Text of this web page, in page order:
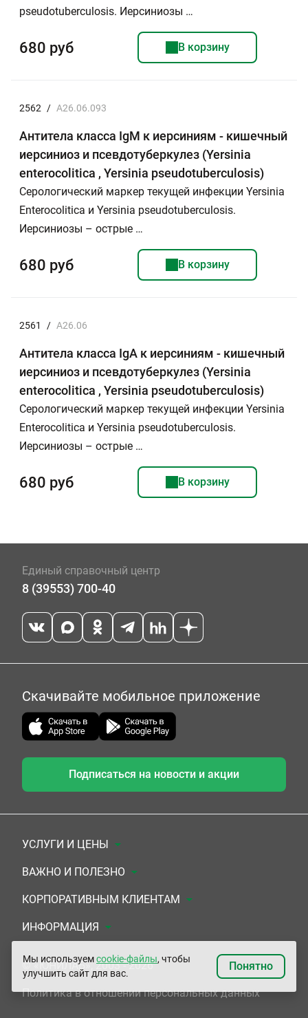
pseudotuberculosis. Иерсиниозы …
680 руб В корзину
2562 / A26.06.093
Антитела класса IgM к иерсиниям - кишечный
иерсиниоз и псевдотуберкулез (Yersinia
enterocolitica , Yersinia pseudotuberculosis)
Серологический маркер текущей инфекции Yersinia
Enterocolitica и Yersinia pseudotuberculosis.
Иерсиниозы – острые …
680 руб В корзину
2561 / А26.06
Антитела класса IgА к иерсиниям - кишечный
иерсиниоз и псевдотуберкулез (Yersinia
enterocolitica , Yersinia pseudotuberculosis)
Серологический маркер текущей инфекции Yersinia
Enterocolitica и Yersinia pseudotuberculosis.
Иерсиниозы – острые …
680 руб В корзину
Единый справочный центр
8 (39553) 700-40
Скачивайте мобильное приложение
Подписаться на новости и акции
УСЛУГИ И ЦЕНЫ
Анализы
Комплексы
УЗИ
ЭКГ/Холтер/СМАД
Приемы врачей
ВАЖНО И ПОЛЕЗНО
Документы для заключения договора
Система скидок
Подарочные сертификаты
Сертификаты на комплексные программы
КОРПОРАТИВНЫМ КЛИЕНТАМ
Медицинским организациям
Прочим организациям
ИНФОРМАЦИЯ
О Компании
Контакты
© «ЮНИЛАБ», 2003 - 2026
Политика в отношении персональных данных
Мы используемcookie-файлы, чтобы
улучшить сайт для вас.
Понятно